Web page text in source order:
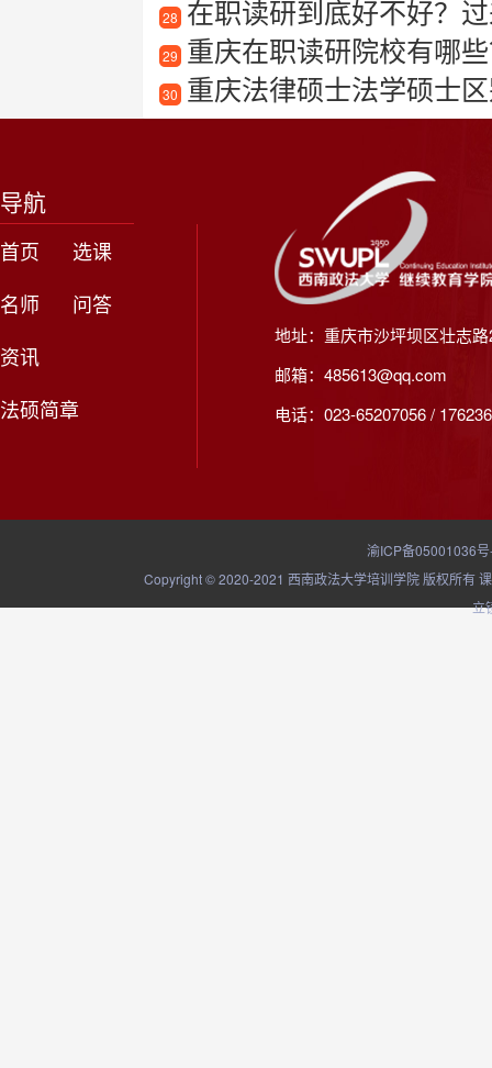
28 在职读研到底好不好？
29 重庆在职读研院校有哪
30 重庆法律硕士法学硕士
导航
首页
选课
名师
问答
资讯
法硕简章
地址：重庆市沙坪坝区壮志
邮箱：485613@qq.com
电话：023-65207056 /
渝ICP备05001036
Copyright © 2020-2021 西南政法大学培训学院 版权所有
立